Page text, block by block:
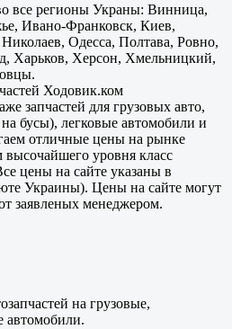
все регионы Украны: Винница,
Ивано-Франковск, Киев,
Одесса, Полтава, Ровно,
Харьков, Херсон, Хмельницкий,
Ходовик.ком
запчастей для грузовых авто,
бусы), легковые автомобили и
отличные цены на рынке
высочайшего уровня класс
цены на сайте указаны в
Украины). Цены на сайте могут
заявленых менеджером.
на грузовые,
автомобили.